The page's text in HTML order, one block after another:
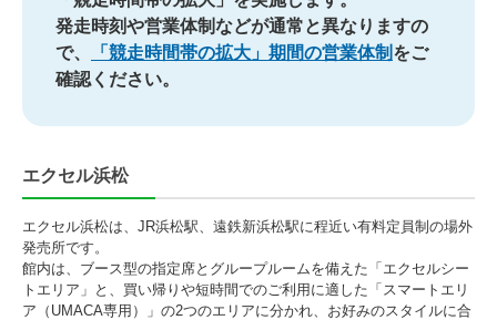
発走時刻や営業体制などが通常と異なりますの
で、
「競走時間帯の拡大」期間の営業体制 をご
確認ください。
エクセル浜松
エクセル浜松は、JR浜松駅、遠鉄新浜松駅に程近い有料定員制の場外
発売所です。
館内は、ブース型の指定席とグループルームを備えた「エクセルシー
トエリア」と、買い帰りや短時間でのご利用に適した「スマートエリ
ア（UMACA専用）」の2つのエリアに分かれ、お好みのスタイルに合